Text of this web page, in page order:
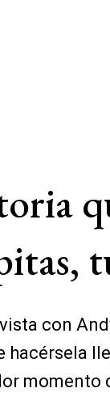
con
hacérsela
momento